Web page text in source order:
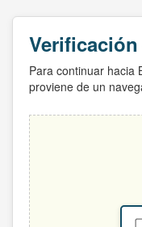
Para continuar hacia
proviene de un